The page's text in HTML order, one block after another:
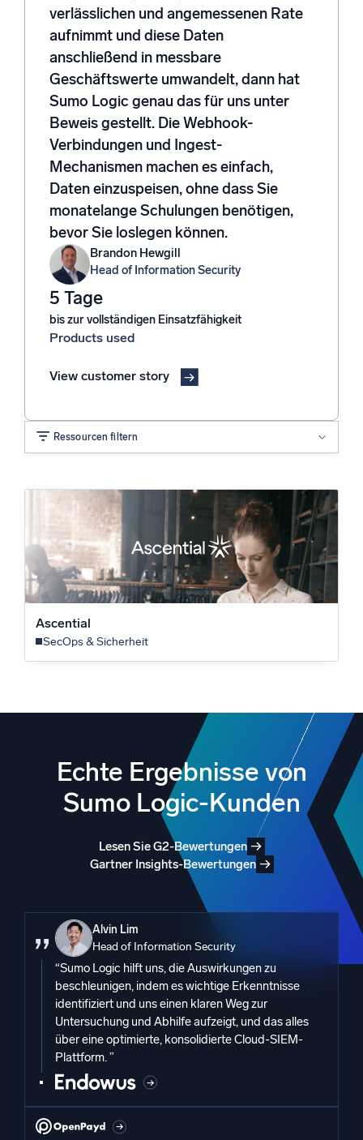
Leistungsstarke Integrationen
Zertifizierungen
verlässlichen und angemessenen Rate
aufnimmt und diese Daten
anschließend in messbare
Geschäftswerte umwandelt, dann hat
Sumo Logic genau das für uns unter
Beweis gestellt. Die Webhook-
Verbindungen und Ingest-
Mechanismen machen es einfach,
Daten einzuspeisen, ohne dass Sie
monatelange Schulungen benötigen,
bevor Sie loslegen können.
Brandon Hewgill
Head of Information Security
5 Tage
bis zur vollständigen Einsatzfähigkeit
Products used
View customer story
Ressourcen filtern
Lösung
Branche
Ascential
SecOps & Sicherheit
Echte Ergebnisse von
Sumo Logic-Kunden
Lesen Sie G2-Bewertungen
Gartner Insights-Bewertungen
Alvin Lim
Head of Information Security
“Sumo Logic hilft uns, die Auswirkungen zu
beschleunigen, indem es wichtige Erkenntnisse
identifiziert und uns einen klaren Weg zur
Untersuchung und Abhilfe aufzeigt, und das alles
über eine optimierte, konsolidierte Cloud-SIEM-
Plattform. ”